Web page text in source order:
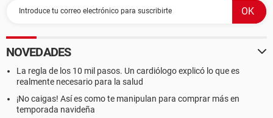
NOVEDADES
La regla de los 10 mil pasos. Un cardiólogo explicó lo que es
realmente necesario para la salud
¡No caigas! Así es como te manipulan para comprar más en
temporada navideña